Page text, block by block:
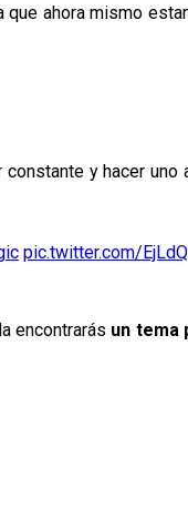
que ahora mismo
y hacer uno
pic.twitter.com/
encontrarás un tema